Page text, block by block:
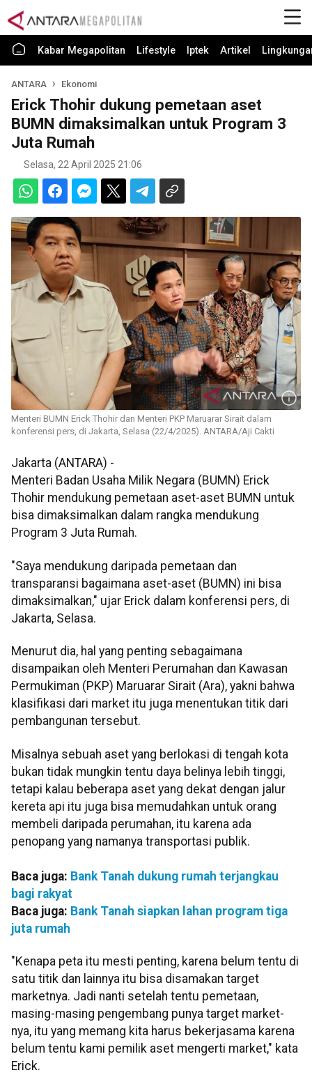
Kabar Megapolitan Lifestyle Iptek Artikel
ANTARA Ekonomi
Erick Thohir dukung pemetaan aset
BUMN dimaksimalkan untuk Program 3
Juta Rumah
Selasa, 22 April 2025 21:06
Menteri BUMN Erick Thohir dan Menteri PKP Maruarar Sirait dalam
konferensi pers, di Jakarta, Selasa (22/4/2025). ANTARA/Aji Cakti
Jakarta (ANTARA) -
Menteri Badan Usaha Milik Negara (BUMN) Erick
Thohir mendukung pemetaan aset-aset BUMN untuk
bisa dimaksimalkan dalam rangka mendukung
Program 3 Juta Rumah.
"Saya mendukung daripada pemetaan dan
transparansi bagaimana aset-aset (BUMN) ini bisa
dimaksimalkan," ujar Erick dalam konferensi pers, di
Jakarta, Selasa.
Menurut dia, hal yang penting sebagaimana
disampaikan oleh Menteri Perumahan dan Kawasan
Permukiman (PKP) Maruarar Sirait (Ara), yakni bahwa
klasifikasi dari market itu juga menentukan titik dari
pembangunan tersebut.
Misalnya sebuah aset yang berlokasi di tengah kota
bukan tidak mungkin tentu daya belinya lebih tinggi,
tetapi kalau beberapa aset yang dekat dengan jalur
kereta api itu juga bisa memudahkan untuk orang
membeli daripada perumahan, itu karena ada
penopang yang namanya transportasi publik.
Baca juga: Bank Tanah dukung rumah terjangkau
bagi rakyat
Baca juga: Bank Tanah siapkan lahan program tiga
juta rumah
"Kenapa peta itu mesti penting, karena belum tentu di
satu titik dan lainnya itu bisa disamakan target
marketnya. Jadi nanti setelah tentu pemetaan,
masing-masing pengembang punya target market-
nya, itu yang memang kita harus bekerjasama karena
belum tentu kami pemilik aset mengerti market," kata
Erick.